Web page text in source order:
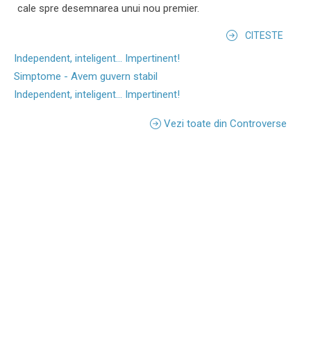
cale spre desemnarea unui nou premier.
CITESTE
Independent, inteligent... Impertinent!
Simptome - Avem guvern stabil
Independent, inteligent... Impertinent!
Vezi toate din Controverse